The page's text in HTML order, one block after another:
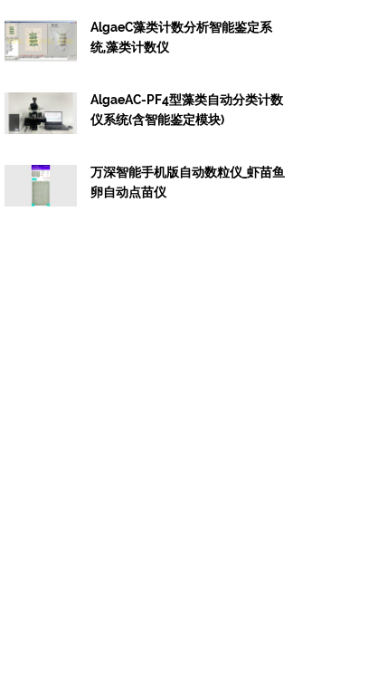
AlgaeC藻类计数分析智能鉴定系
统,藻类计数仪
AlgaeAC-PF4型藻类自动分类计数
仪系统(含智能鉴定模块)
万深智能手机版自动数粒仪_虾苗鱼
卵自动点苗仪